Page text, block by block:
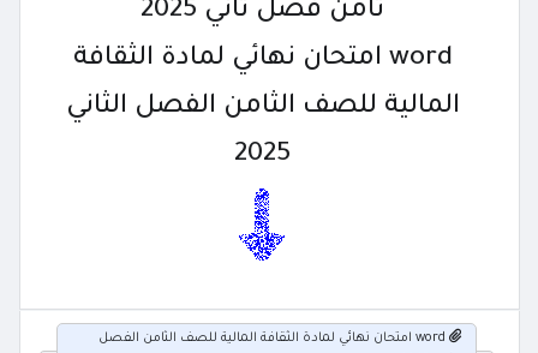
ثامن فصل ثاني 2025
word امتحان نهائي لمادة الثقافة
المالية للصف الثامن الفصل الثاني
2025
word امتحان نهائي لمادة الثقافة المالية للصف الثامن الفصل